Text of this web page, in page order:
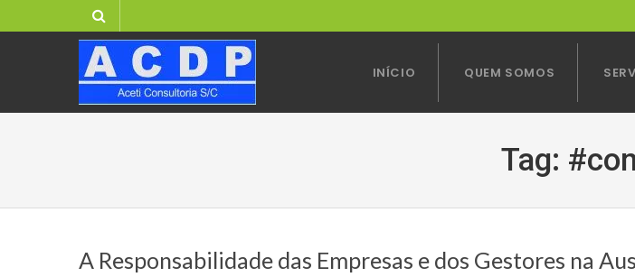
to
INÍCIO QUEM SOMOS
Tag:
A Responsabilidade das Empresas e dos Gestores na